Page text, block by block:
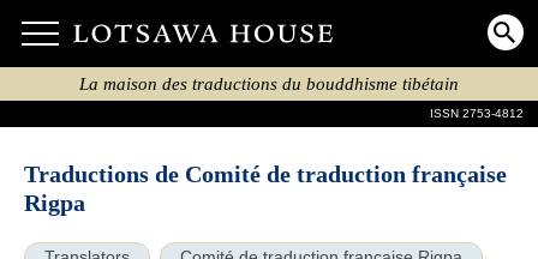
La maison des traductions du bouddhisme tibétain
ISSN 2753-4812
Traductions de Comité de traduction française
Rigpa